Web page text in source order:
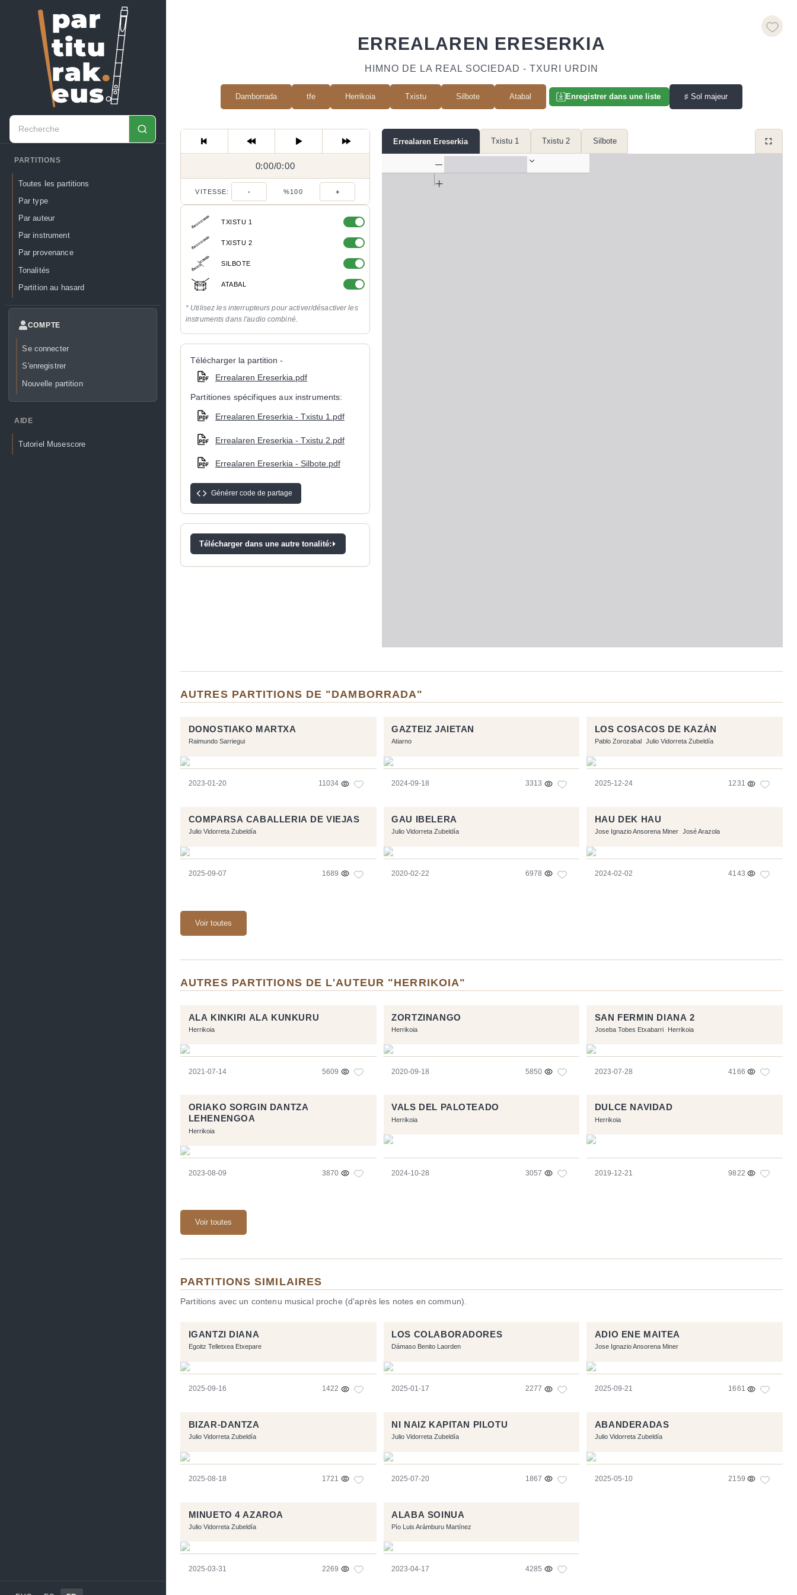
PARTITIONS
Toutes les partitions
Par type
Par auteur
Par instrument
Par provenance
Tonalités
Partition au hasard
COMPTE
Se connecter
S'enregistrer
Nouvelle partition
AIDE
Tutoriel Musescore
ERREALAREN ERESERKIA
HIMNO DE LA REAL SOCIEDAD - TXURI URDIN
Damborrada tfe Herrikoia Txistu Silbote Atabal Enregistrer dans une liste ♯Sol majeur
0:00/
0:00/0:00
VITESSE: - %100 +
TXISTU 1
TXISTU 2
SILBOTE
ATABAL
* Utilisez les interrupteurs pour activer/désactiver les
instruments dans l'audio combiné.
Télécharger la partition -
Errealaren Ereserkia.pdf
Partitiones spécifiques aux instruments:
Errealaren Ereserkia - Txistu 1.pdf
Errealaren Ereserkia - Txistu 2.pdf
Errealaren Ereserkia - Silbote.pdf
Générer code de partage
Télécharger dans une autre tonalité:
Errealaren Ereserkia Txistu 1 Txistu 2 Silbote
AUTRES PARTITIONS DE "DAMBORRADA"
DONOSTIAKO MARTXA
Raimundo Sarriegui
2023-01-20 11034
GAZTEIZ JAIETAN
Atiarno
2024-09-18 3313
LOS COSACOS DE KAZÁN
Pablo Zorozabal Julio Vidorreta Zubeldía
2025-12-24 1231
COMPARSA CABALLERIA DE VIEJAS
Julio Vidorreta Zubeldía
2025-09-07 1689
GAU IBELERA
Julio Vidorreta Zubeldía
2020-02-22 6978
HAU DEK HAU
Jose Ignazio Ansorena Miner José Arazola
2024-02-02 4143
Voir toutes
AUTRES PARTITIONS DE L'AUTEUR "HERRIKOIA"
ALA KINKIRI ALA KUNKURU
Herrikoia
2021-07-14 5609
ZORTZINANGO
Herrikoia
2020-09-18 5850
SAN FERMIN DIANA 2
Joseba Tobes Etxabarri Herrikoia
2023-07-28 4166
ORIAKO SORGIN DANTZA
LEHENENGOA
Herrikoia
2023-08-09 3870
VALS DEL PALOTEADO
Herrikoia
2024-10-28 3057
DULCE NAVIDAD
Herrikoia
2019-12-21 9822
Voir toutes
PARTITIONS SIMILAIRES
Partitions avec un contenu musical proche (d'après les notes en commun).
IGANTZI DIANA
Egoitz Telletxea Etxepare
2025-09-16 1422
LOS COLABORADORES
Dámaso Benito Laorden
2025-01-17 2277
ADIO ENE MAITEA
Jose Ignazio Ansorena Miner
2025-09-21 1661
BIZAR-DANTZA
Julio Vidorreta Zubeldía
2025-08-18 1721
NI NAIZ KAPITAN PILOTU
Julio Vidorreta Zubeldía
2025-07-20 1867
ABANDERADAS
Julio Vidorreta Zubeldía
2025-05-10 2159
MINUETO 4 AZAROA
Julio Vidorreta Zubeldía
2025-03-31 2269
ALABA SOINUA
Pío Luis Arámburu Martínez
2023-04-17 4285